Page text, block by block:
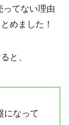
ってない理由
めました！
と、
になって